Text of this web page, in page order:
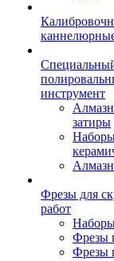
инструмент
затиры
Фрезы для
работ
Фрезы
Фрезы